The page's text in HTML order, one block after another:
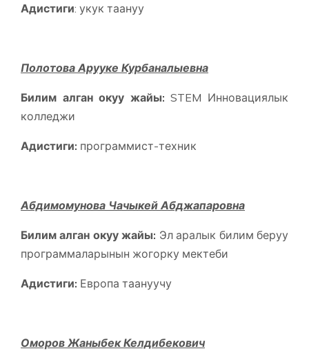
Адистиги: укук таануу
Полотова Арууке Курбаналыевна
Билим алган окуу жайы: STEM Инновациялык
колледжи
Адистиги: программист-техник
Абдимомунова Чачыкей Абджапаровна
Билим алган окуу жайы: Эл аралык билим беруу
программаларынын жогорку мектеби
Адистиги: Европа таануучу
Оморов Жаныбек Келдибекович